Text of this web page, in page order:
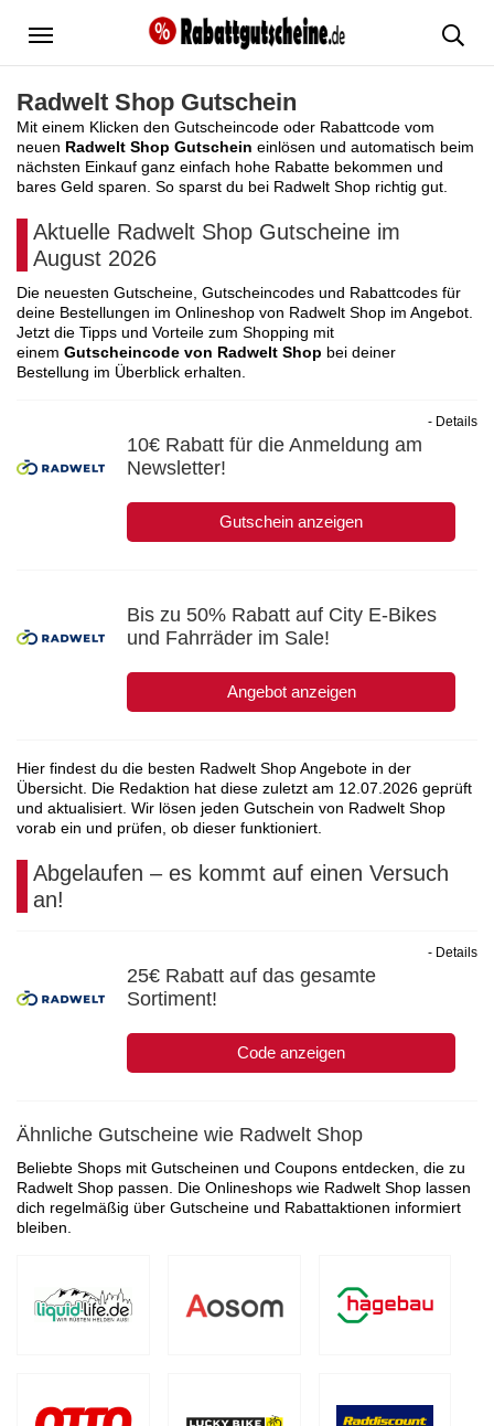
Menü
Radwelt Shop Gutschein
Mit einem Klicken den Gutscheincode oder Rabattcode vom
neuen Radwelt Shop Gutschein einlösen und automatisch beim
nächsten Einkauf ganz einfach hohe Rabatte bekommen und
bares Geld sparen. So sparst du bei Radwelt Shop richtig gut.
Aktuelle Radwelt Shop Gutscheine im
August 2026
Die neuesten Gutscheine, Gutscheincodes und Rabattcodes für
deine Bestellungen im Onlineshop von Radwelt Shop im Angebot.
Jetzt die Tipps und Vorteile zum Shopping mit
einem Gutscheincode von Radwelt Shop bei deiner
Bestellung im Überblick erhalten.
10€ Rabatt für die Anmeldung am
Newsletter!
Gutschein anzeigen
- Details
Bis zu 50% Rabatt auf City E-Bikes
und Fahrräder im Sale!
Angebot anzeigen
Hier findest du die besten Radwelt Shop Angebote in der
Übersicht. Die Redaktion hat diese zuletzt am 12.07.2026 geprüft
und aktualisiert. Wir lösen jeden Gutschein von Radwelt Shop
vorab ein und prüfen, ob dieser funktioniert.
Abgelaufen – es kommt auf einen Versuch
an!
25€ Rabatt auf das gesamte
Sortiment!
Code anzeigen
- Details
Ähnliche Gutscheine wie Radwelt Shop
Beliebte Shops mit Gutscheinen und Coupons entdecken, die zu
Radwelt Shop passen. Die Onlineshops wie Radwelt Shop lassen
dich regelmäßig über Gutscheine und Rabattaktionen informiert
bleiben.